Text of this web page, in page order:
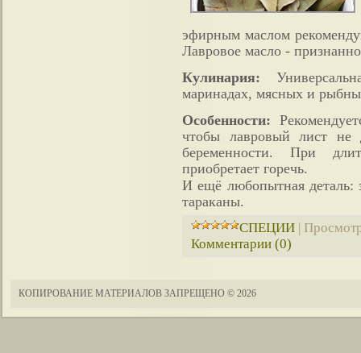
эфирным маслом
Лавровое масло -
Кулинария:
маринадах, мясных и
Особенности:
чтобы лавровый лист не
беременности. При
приобретает горечь.
И ещё любопытная деталь:
тараканы.
СПЕЦИИ |
Комментарии (0)
КОПИРОВАНИЕ МАТЕРИАЛОВ ЗАПРЕЩЕНО © 2026